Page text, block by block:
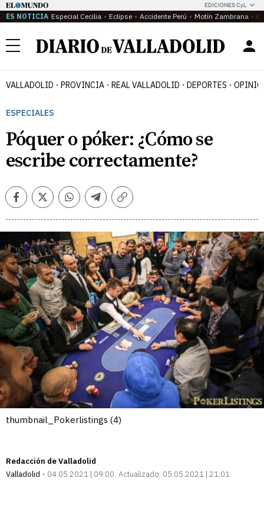
EDICIONES CyL
ES NOTICIA Especial Cecilia Eclipse Accidente Perú Motín Zambrana
Menú
VALLADOLID PROVINCIA REAL VALLADOLID DEPORTES
ESPECIALES
Póquer o póker: ¿Cómo se
escribe correctamente?
FacebookTwitterWhatsappTelegramCopiar
thumbnail_Pokerlistings (4)
Redacción de Valladolid
Valladolid
04.05.2021 | 09:00 Actualizado: 05.05.2021 | 21:01